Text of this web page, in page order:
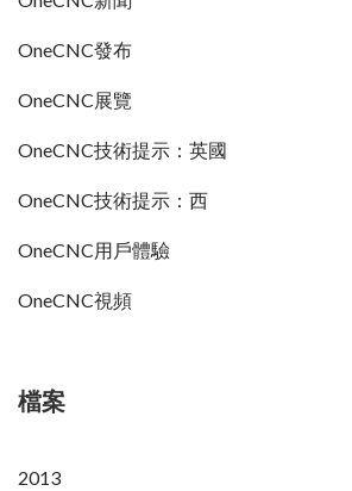
OneCNC發布
OneCNC展覽
OneCNC技術提示：英國
OneCNC技術提示：西
OneCNC用戶體驗
OneCNC視頻
檔案
2024
2023
2022
2021
2020
2019
2018
2017
2016
2015
2014
2013